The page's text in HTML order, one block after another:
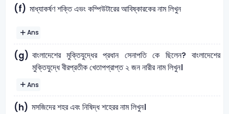
(f) মাধ্যাকর্ষণ শক্তি এভং কম্পিউটারের আবিষ্কারকের নাম লিখুন
Ans
(g) বাংলাদেশের মুক্তিযুদ্ধের প্রধান সেনাপতি কে ছিলেন? বাংলাদেশের
মুক্তিযুদ্ধে বীরপ্রতীক খেতাপপ্রাপ্ত ২ জন নারীর নাম লিখুন।
Ans
(h) মসজিদের শহর এবং নিষিদ্ধ শহেরর নাম লিখুন।